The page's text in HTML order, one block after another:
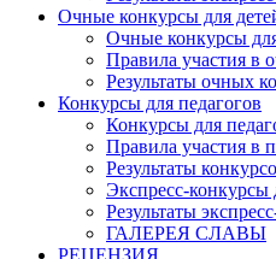
Очные конкурсы для
Очные конкурсы
Правила участия в
Результаты очных
Конкурсы для педагогов
Конкурсы для
Правила участия в
Результаты
Экспресс-конкурсы
Результаты
ГАЛЕРЕЯ СЛАВЫ
РЕЦЕНЗИЯ